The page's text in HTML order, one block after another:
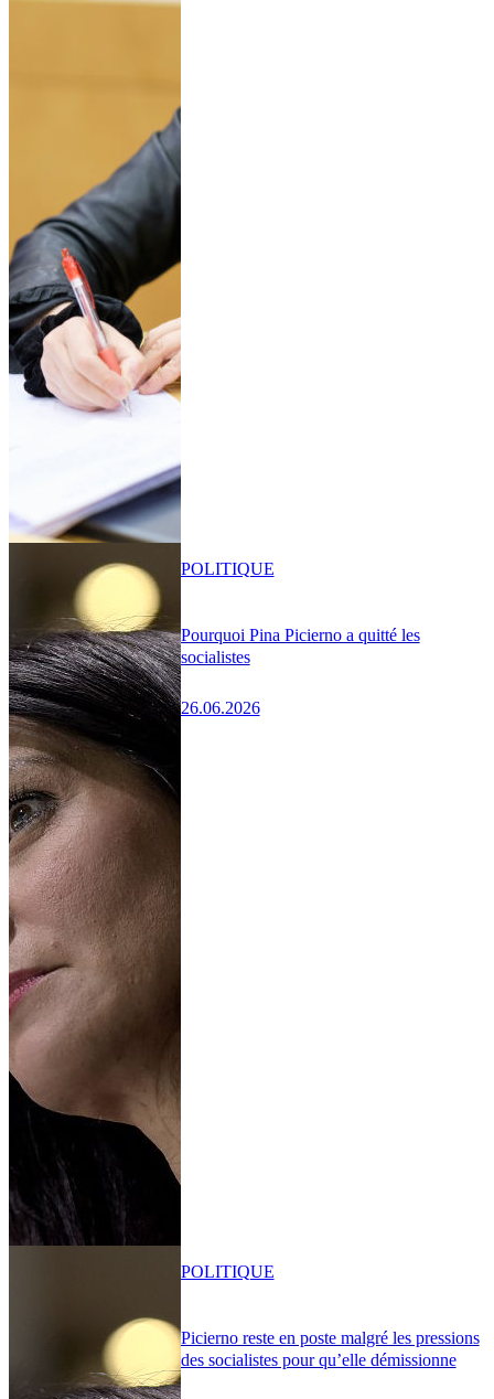
Pourquoi Pina Picierno a quitté les
socialistes
26.06.2026
POLITIQUE
Picierno reste en poste malgré les pressions
des socialistes pour qu’elle démissionne
POLITIQUE